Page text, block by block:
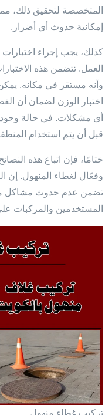
المتخصصة لتحقيق ذلك،
إمكانية حدوث أي أضرار.
كذلك، يجب إجراء اختبارات
العمل. تتضمن هذه
وأنه مستقر في مكانه.
اختبار الوزن لضمان أن
أي مشكلات. في حالة وجود
قبل أن يتم استخدام
ختامًا، فإن اتباع هذه
وفعّال لغطاء المنهول. إن
تضمن عدم حدوث مشاكل
المستخدمين والمركبات
تركيب غطاء منهول